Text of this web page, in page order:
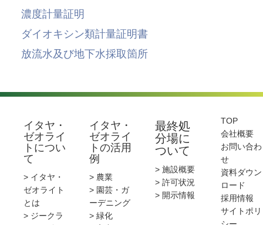
濃度計量証明
ダイオキシン類計量証明書
放流水及び地下水採取箇所
イタヤ・
ゼオライ
トについ
て
> イタヤ・
ゼオライト
とは
> ジークラ
イタヤ・
ゼオライ
トの活用
例
> 農業
> 園芸・ガ
ーデニング
> 緑化
最終処
分場に
ついて
> 施設概要
> 許可状況
> 開示情報
TOP
会社概要
お問い合わ
せ
資料ダウン
ロード
採用情報
サイトポリ